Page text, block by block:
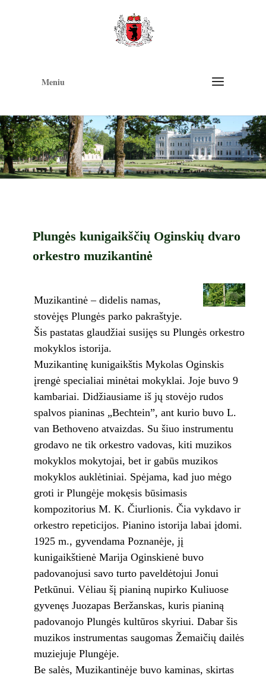
Meniu
Plungės kunigaikščių Oginskių dvaro
orkestro muzikantinė
Muzikantinė – didelis namas,
stovėjęs Plungės parko pakraštyje.
Šis pastatas glaudžiai susijęs su Plungės orkestro
mokyklos istorija.
Muzikantinę kunigaikštis Mykolas Oginskis
įrengė specialiai minėtai mokyklai. Joje buvo 9
kambariai. Didžiausiame iš jų stovėjo rudos
spalvos pianinas „Bechtein”, ant kurio buvo L.
van Bethoveno atvaizdas. Su šiuo instrumentu
grodavo ne tik orkestro vadovas, kiti muzikos
mokyklos mokytojai, bet ir gabūs muzikos
mokyklos auklėtiniai. Spėjama, kad juo mėgo
groti ir Plungėje mokęsis būsimasis
kompozitorius M. K. Čiurlionis. Čia vykdavo ir
orkestro repeticijos. Pianino istorija labai įdomi.
1925 m., gyvendama Poznanėje, jį
kunigaikštienė Marija Oginskienė buvo
padovanojusi savo turto paveldėtojui Jonui
Petkūnui. Vėliau šį pianiną nupirko Kuliuose
gyvenęs Juozapas Beržanskas, kuris pianiną
padovanojo Plungės kultūros skyriui. Dabar šis
muzikos instrumentas saugomas Žemaičių dailės
muziejuje Plungėje.
Be salės, Muzikantinėje buvo kaminas, skirtas